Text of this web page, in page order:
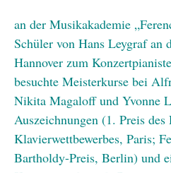
an der Musikakademie
Schüler von Hans Leygraf an
Hannover zum
besuchte Meisterkurse bei
Nikita Magaloff und Yvonne
Auszeichnungen (1. Preis des
Klavierwettbewerbes, Paris;
Bartholdy-Preis, Berlin) und